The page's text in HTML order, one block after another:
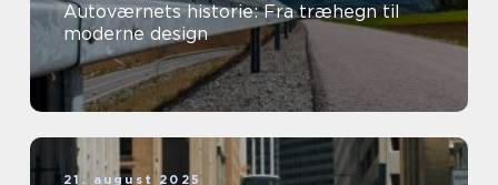
Autoværnets historie: Fra træhegn til
moderne design
21. august 2025